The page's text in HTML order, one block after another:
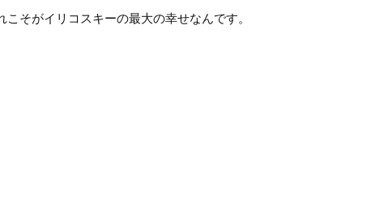
こそがイリコスキーの最大の幸せなんです。